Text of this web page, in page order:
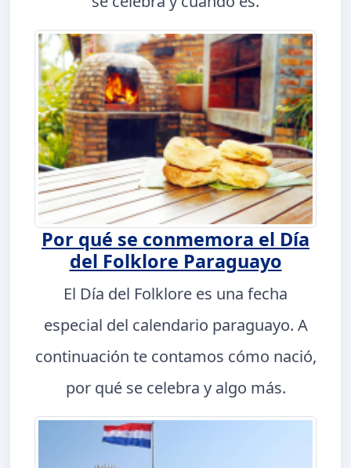
Por qué se conmemora el Día
del Folklore Paraguayo
El Día del Folklore es una fecha
especial del calendario paraguayo. A
continuación te contamos cómo nació,
por qué se celebra y algo más.